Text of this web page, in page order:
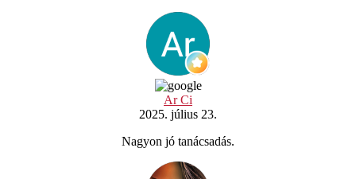
Ar Ci
2025. július 23.
Nagyon jó tanácsadás.